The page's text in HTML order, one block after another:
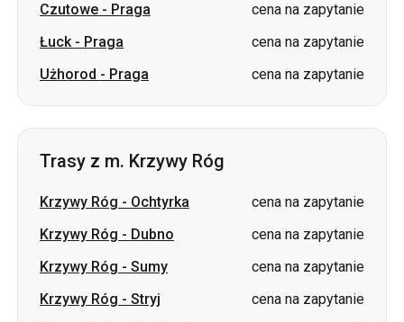
Czutowe - Praga
cena na zapytanie
Łuck- Praga
cena na zapytanie
Użhorod - Praga cena na zapytanie
Trasy z m. Krzywy Róg
Krzywy Róg - Ochtyrka
cena na zapytanie
Krzywy Róg - Dubno
cena na zapytanie
Krzywy Róg - Sumy
cena na zapytanie
Krzywy Róg - Stryj
cena na zapytanie